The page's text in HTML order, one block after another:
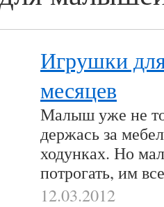
Игрушки
месяцев
Малыш уже не
держась за
ходунках. Но
потрогать, им
12.03.2012